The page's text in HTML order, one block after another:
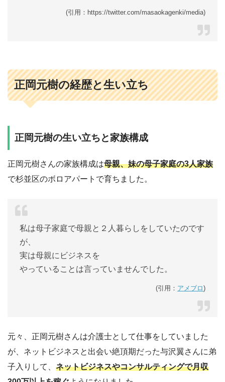
(引用：https://twitter.com/masaokagenki/media)
正岡元樹の経歴と生い立ち
正岡元樹の生い立ちと家族構成
正岡元樹さんの家族構成は母親、妹の母子家庭の3人家族
で杉並区のボロアパートで育ちました。
私は母子家庭で母親と２人暮らしをしていたのです
が、
実は母親にビジネスを
やっていることは言っていませんでした。
(引用： アメブロ)
元々、正岡元樹さんは介護士として仕事をしていました
が、ネットビジネスと出会い絶頂期だった与沢翼さんに弟
子入りして、 ネットビジネスやコンサルティングで月収